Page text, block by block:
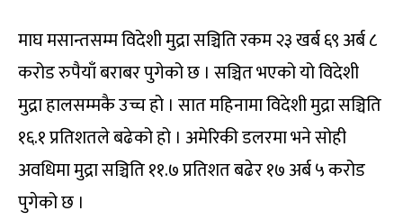
माघ मसान्तसम्म विदेशी मुद्रा सञ्चिति रकम २३ खर्ब ६९ अर्ब ८
करोड रुपैयाँ बराबर पुगेको छ । सञ्चित भएको यो विदेशी
मुद्रा हालसम्मकै उच्च हो । सात महिनामा विदेशी मुद्रा सञ्चिति
१६.१ प्रतिशतले बढेको हो । अमेरिकी डलरमा भने सोही
अवधिमा मुद्रा सञ्चिति ११.७ प्रतिशत बढेर १७ अर्ब ५ करोड
पुगेको छ ।